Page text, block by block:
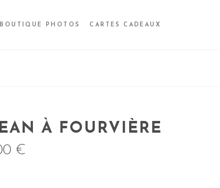
BOUTIQUE PHOTOS CARTES CADEAUX
À FOURVIÈRE
€